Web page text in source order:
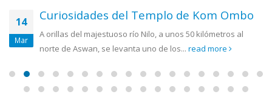
14
Mar
Curiosidades del Templo de Kom Ombo
A orillas del majestuoso río Nilo, a unos 50 kilómetros al
norte de Aswan, se levanta uno de los... read more